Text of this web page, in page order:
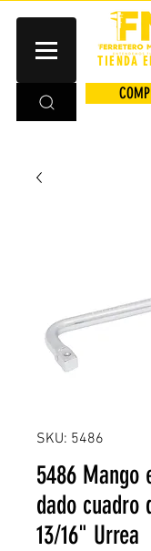
TIENDA
SKU: 5486
5486 Mango
dado cuadro
13/16" Urrea